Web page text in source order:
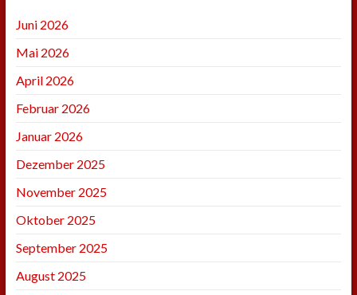
Juni 2026
Mai 2026
April 2026
Februar 2026
Januar 2026
Dezember 2025
November 2025
Oktober 2025
September 2025
August 2025